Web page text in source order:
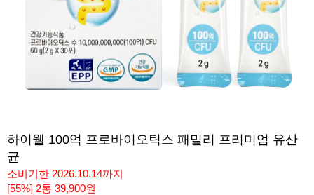
하이웰 100억 프로바이오틱스 패밀리 프리미엄 유산
균
소비기한 2026.10.14까지
[55%] 2통 39,900원